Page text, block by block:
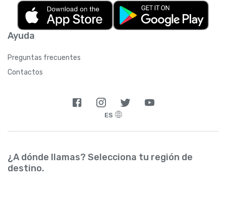
Ayuda
Preguntas frecuentes
Contactos
ES
¿A dónde llamas? Selecciona tu región de
destino.